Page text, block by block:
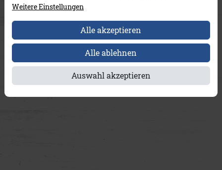
Weitere Einstellungen
Alle akzeptieren
Alle ablehnen
Auswahl akzeptieren